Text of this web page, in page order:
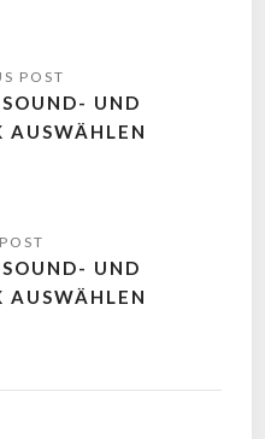
UND
AUSWÄHLEN
UND
AUSWÄHLEN